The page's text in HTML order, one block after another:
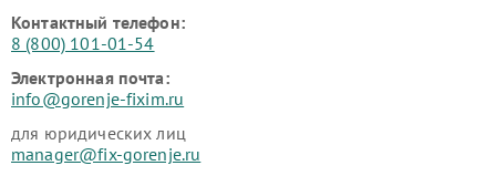
Контактный телефон:
8 (800) 101-01-54
Электронная почта:
info@gorenje-fixim.ru
для юридических лиц
manager@fix-gorenje.ru